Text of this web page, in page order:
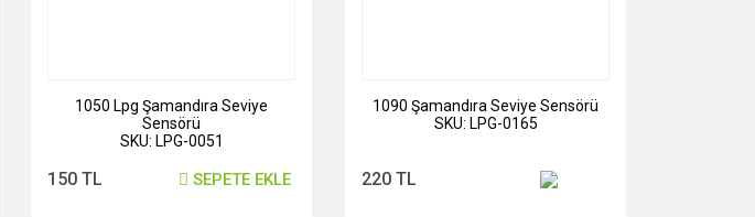
1050 Lpg Şamandıra Seviye
Sensörü
SKU: LPG-0051
150 TL SEPETE EKLE
1090 Şamandıra Seviye Sensörü
SKU: LPG-0165
220 TL